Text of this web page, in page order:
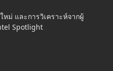
ม่ และการวิเคราะห์จากผู้
Spotlight